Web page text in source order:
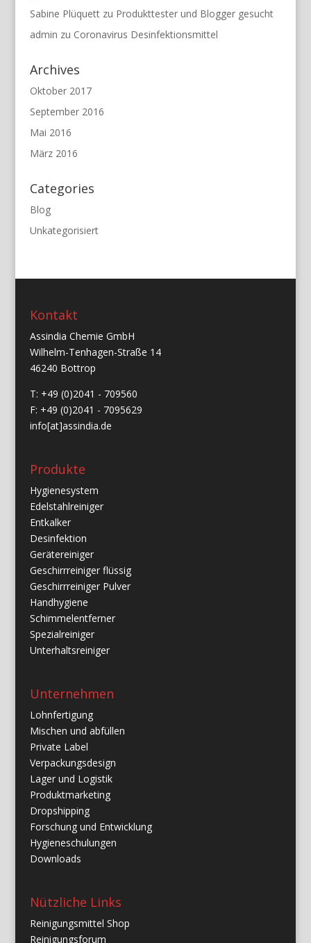
Sabine Plüquettzu Produkttester und Blogger gesucht
admin zu Coronavirus Desinfektionsmittel
Archives
Oktober 2017
September 2016
Mai 2016
März 2016
Categories
Blog
Unkategorisiert
Kontakt
Assindia Chemie GmbH
Wilhelm-Tenhagen-Straße 14
46240 Bottrop
T: +49 (0)2041 - 709560
F: +49 (0)2041 - 7095629
info[at]assindia.de
Produkte
Hygienesystem
Edelstahlreiniger
Entkalker
Desinfektion
Gerätereiniger
Geschirrreiniger flüssig
Geschirrreiniger Pulver
Handhygiene
Schimmelentferner
Spezialreiniger
Unterhaltsreiniger
Unternehmen
Lohnfertigung
Mischen und abfüllen
Private Label
Verpackungsdesign
Lager und Logistik
Produktmarketing
Dropshipping
Forschung und Entwicklung
Hygieneschulungen
Downloads
Nützliche Links
Reinigungsmittel Shop
Reinigungsforum